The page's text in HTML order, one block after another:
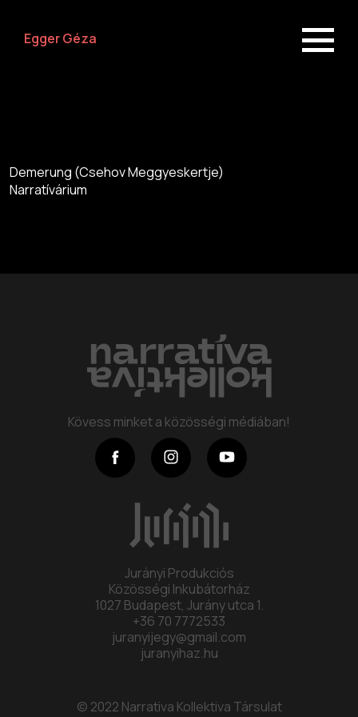
Program
Kollektíva
Kapcsolat
Egger Géza
Demerung (Csehov Meggyeskertje)
Narratívárium
Kövess minket a közösségi médiában!
Jurányi Produkciós
Közösségi Inkubátorház
1027 Budapest, Jurány utca 1.
+36 70 7772533
juranyijegy@gmail.com
juranyihaz.hu
© 2022 Narrativa Kollektiva Társulat